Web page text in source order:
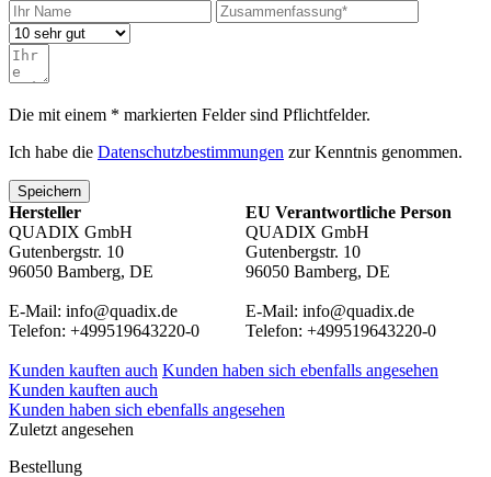
Die mit einem * markierten Felder sind Pflichtfelder.
Ich habe die Datenschutzbestimmungen zur Kenntnis genommen.
Speichern
Hersteller
QUADIX GmbH
Gutenbergstr. 10
96050 Bamberg, DE
E-Mail: info@quadix.de
Telefon: +499519643220-0
EU Verantwortliche Person
QUADIX GmbH
Gutenbergstr. 10
96050 Bamberg, DE
E-Mail: info@quadix.de
Telefon: +499519643220-0
Kunden kauften auch Kunden haben sich ebenfalls angesehen
Kunden kauften auch
Kunden haben sich ebenfalls angesehen
Zuletzt angesehen
Bestellung